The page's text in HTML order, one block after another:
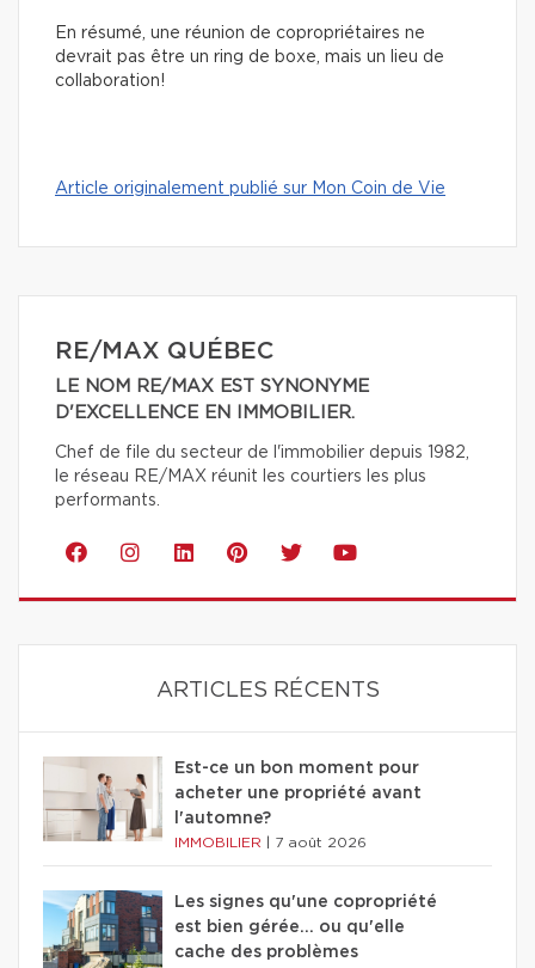
En résumé, une réunion de copropriétaires ne
devrait pas être un ring de boxe, mais un lieu de
collaboration!
Article originalement publié sur Mon Coin de Vie
RE/MAX QUÉBEC
LE NOM RE/MAX EST SYNONYME
D'EXCELLENCE EN IMMOBILIER.
Chef de file du secteur de l'immobilier depuis 1982,
le réseau RE/MAX réunit les courtiers les plus
performants.
ARTICLES RÉCENTS
Est-ce un bon moment pour
acheter une propriété avant
l'automne?
IMMOBILIER 7 août 2026
Les signes qu'une copropriété
est bien gérée… ou qu'elle
cache des problèmes